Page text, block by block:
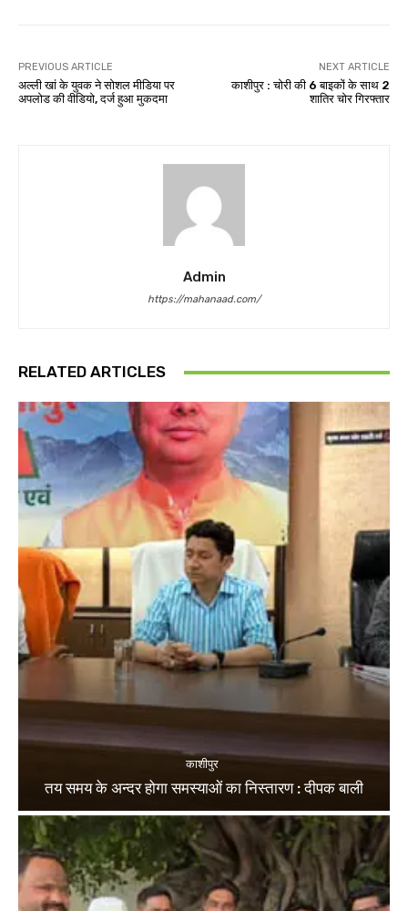
PREVIOUS ARTICLE
अल्ली खां के युवक ने सोशल मीडिया पर
अपलोड की वीडियो, दर्ज हुआ मुकदमा
NEXT ARTICLE
काशीपुर : चोरी की 6 बाइकों के साथ 2
शातिर चोर गिरफ्तार
Admin
https://mahanaad.com/
RELATED ARTICLES
काशीपुर
तय समय के अन्दर होगा समस्याओं का निस्तारण : दीपक बाली